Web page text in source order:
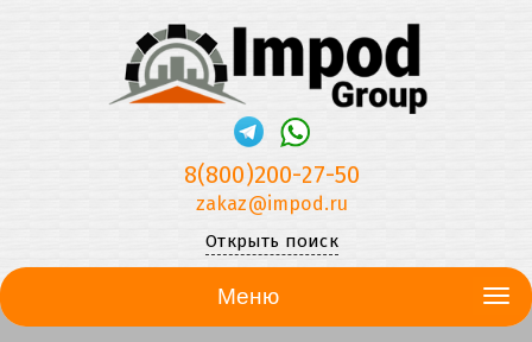
8(800)200-27-50
zakaz@impod.ru
Открыть поиск
Меню